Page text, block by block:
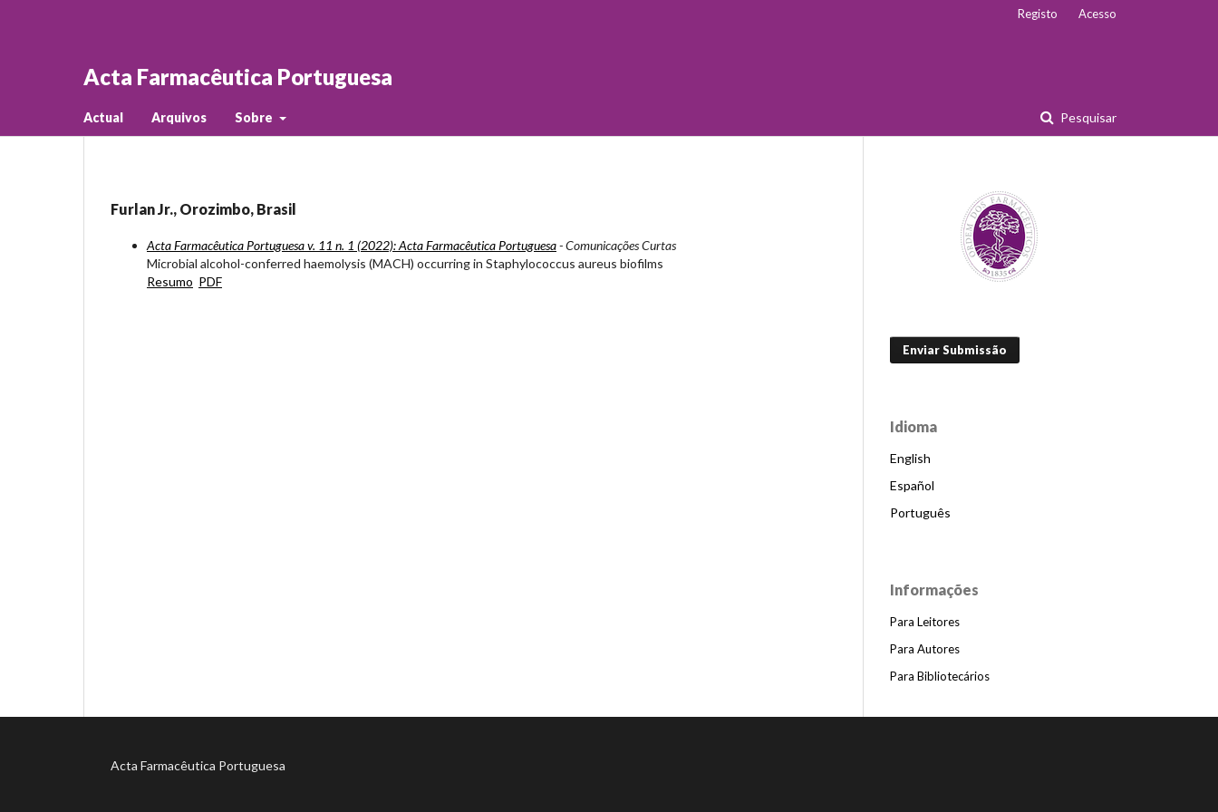
Acta Farmacêutica Portuguesa
Actual Arquivos Sobre Pesquisar
Registo Acesso
Furlan Jr., Orozimbo, Brasil
Acta Farmacêutica Portuguesa v. 11 n. 1 (2022): Acta Farmacêutica Portuguesa- Comunicações Curtas
Microbial alcohol-conferred haemolysis (MACH) occurring in Staphylococcus aureus biofilms
Resumo PDF
Enviar Submissão
Idioma
English
Español
Português
Informações
Para Leitores
Para Autores
Para Bibliotecários
Acta Farmacêutica Portuguesa